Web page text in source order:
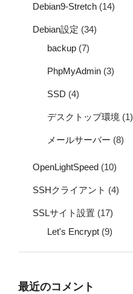
Debian9-Stretch (14)
Debian設定 (34)
backup (7)
PhpMyAdmin (3)
SSD (4)
デスクトップ環境 (1)
メールサーバー (8)
OpenLightSpeed (10)
SSHクライアント (4)
SSLサイト設置 (17)
Let's Encrypt (9)
最近のコメント